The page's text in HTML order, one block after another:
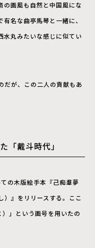
の画風も自然と中国風にな
名な曲亭馬琴と一緒に、
水丸みたいな感じに似てい
だが、この二人の貢献もあ
「戴斗時代」
の木版絵手本『己痴羣夢
）』をリリースする。ここ
」という画号を用いたの